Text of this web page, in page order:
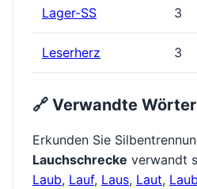
Lager-SS 3
Leserherz 3
🔗 Verwandte Wörter
Erkunden Sie
Lauchschrecke verwandt
Laub, Lauf, Laus, Laut,